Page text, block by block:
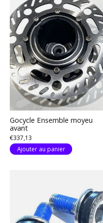
Gocycle Ensemble moyeu
avant
€337,13
Ajouter au panier